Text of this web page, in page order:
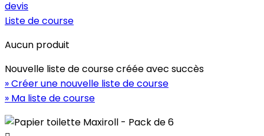
devis
Liste de course
Aucun produit
Nouvelle liste de course créée avec succès
» Créer une nouvelle liste de course
» Ma liste de course